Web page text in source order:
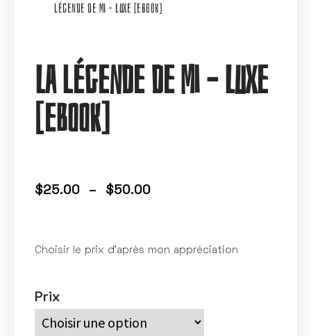
légende de Mi – Luxe [eBook]
La légende de Mi – Luxe
[eBook]
$25.00 – $50.00
Choisir le prix d’après mon appréciation
Prix